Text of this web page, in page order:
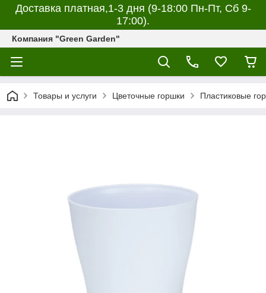
Доставка платная,1-3 дня (9-18:00 Пн-Пт, Сб 9-
17:00).
Компания "Green Garden"
Товары и услуги Цветочные горшки Пластиковые